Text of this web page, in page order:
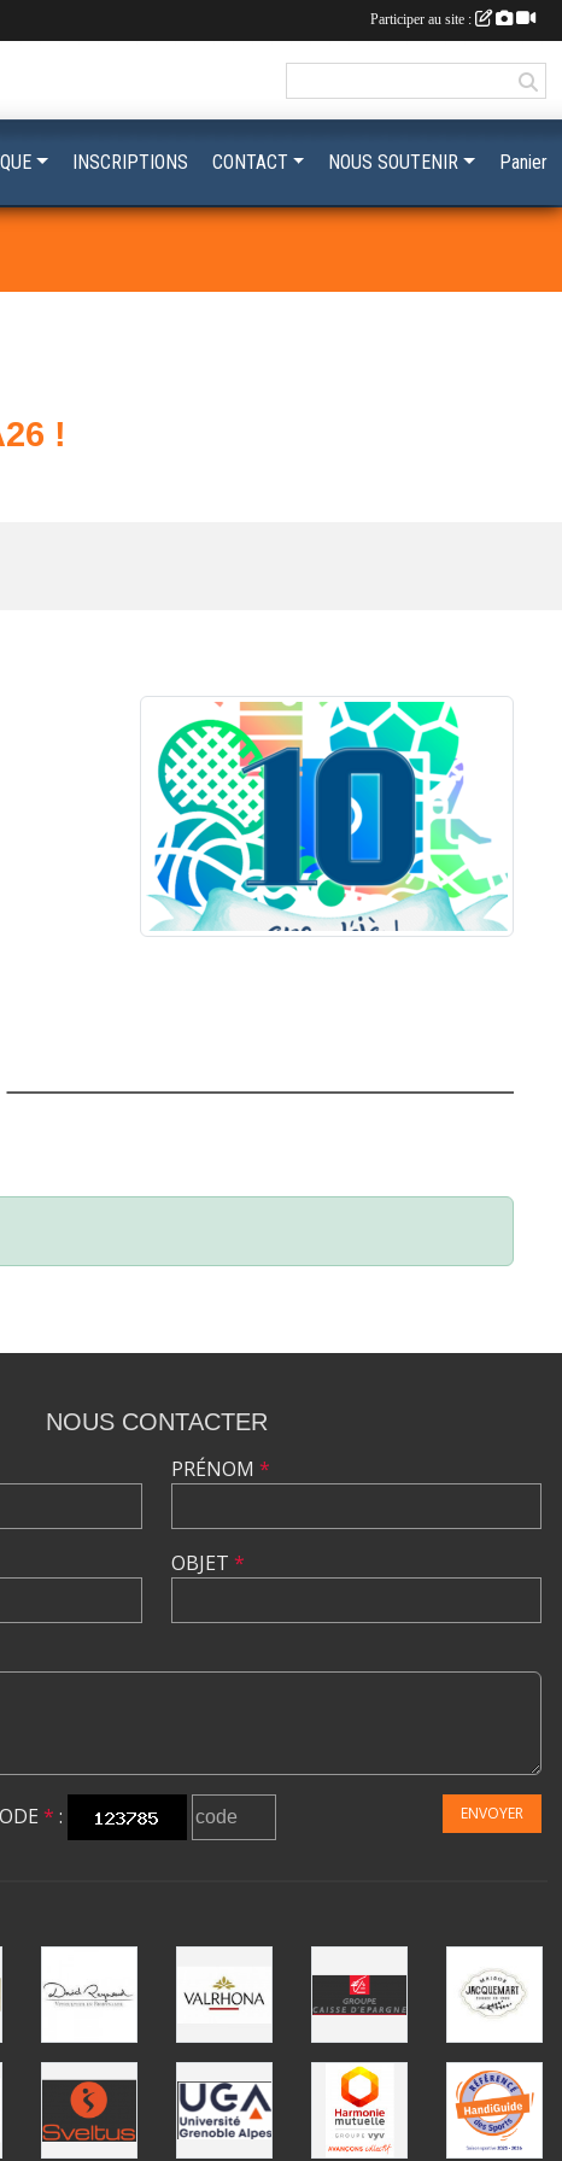
!
INSCRIPTIONS CONTACT NOUS SOUTENIR Panier
NOUS CONTACTER
PRÉNOM *
OBJET *
* : ENVOYER
Participer au site :